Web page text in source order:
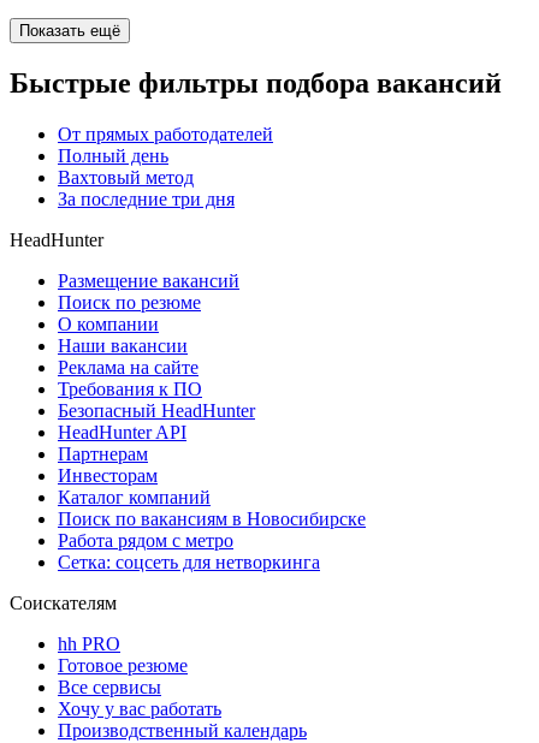
Показать ещё
Быстрые фильтры подбора вакансий
От прямых работодателей
Полный день
Вахтовый метод
За последние три дня
HeadHunter
Размещение вакансий
Поиск по резюме
О компании
Наши вакансии
Реклама на сайте
Требования к ПО
Безопасный HeadHunter
HeadHunter API
Партнерам
Инвесторам
Каталог компаний
Поиск по вакансиям в Новосибирске
Работа рядом с метро
Сетка: соцсеть для нетворкинга
Соискателям
hh PRO
Готовое резюме
Все сервисы
Хочу у вас работать
Производственный календарь